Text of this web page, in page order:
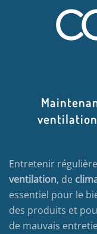
ventilation
Entretenir
ventilation, de
essentiel pour le
des produits et
de mauvais